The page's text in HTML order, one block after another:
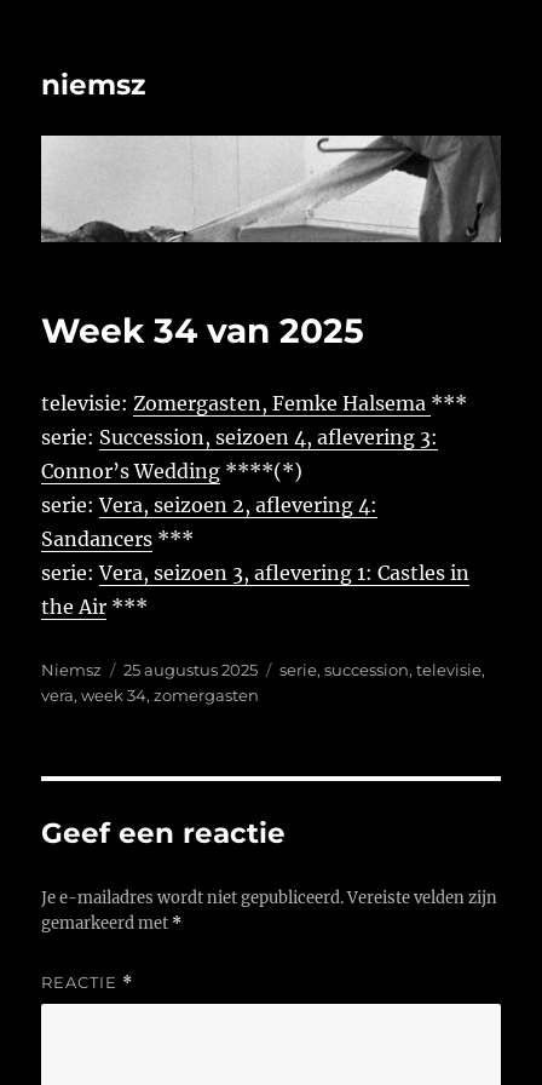
niemsz
Week 34 van 2025
televisie:Zomergasten, Femke Halsema ***
serie: Succession, seizoen 4, aflevering 3:
Connor’s Wedding ****(*)
serie:Vera, seizoen 2, aflevering 4:
Sandancers ***
serie:Vera, seizoen 3, aflevering 1: Castles in
the Air ***
Auteur
Niemsz
Geplaatst
op
25 augustus 2025 Tags
serie,succession,televisie,
vera,week 34,zomergasten
Geef een reactie
Je e-mailadres wordt niet gepubliceerd. Vereiste velden zijn
gemarkeerd met *
REACTIE *